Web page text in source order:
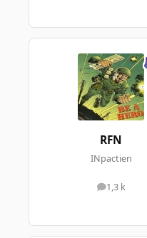
RFN
INpactien
1,3 k
messages